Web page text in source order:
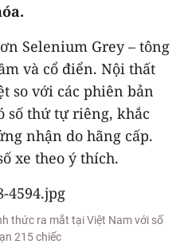
Selenium Grey – tông
và cổ điển. Nội thất
so với các phiên bản
số thứ tự riêng, khắc
nhận do hãng cấp.
xe theo ý thích.
thức ra mắt tại Việt Nam với số
215 chiếc